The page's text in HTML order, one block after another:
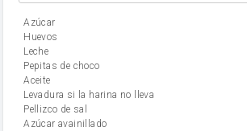
Azúcar
huevos
leche
Pepitas de choco
aceite
Levadura si la harina no lleva
Pellizco de sal
Azúcar avainillado